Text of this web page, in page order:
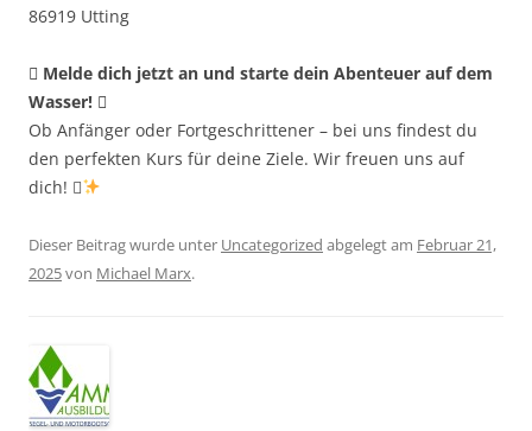
86919 Utting
 Melde dich jetzt an und starte dein Abenteuer auf dem
Wasser! 
Ob Anfänger oder Fortgeschrittener – bei uns findest du
den perfekten Kurs für deine Ziele. Wir freuen uns auf
dich! 
Dieser Beitrag wurde unter Uncategorized abgelegt am Februar 21,
2025von Michael Marx.